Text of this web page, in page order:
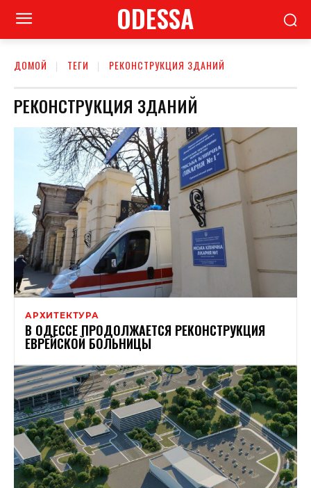
ODESSA
ДОМОЙ ТЕГИ РЕКОНСТРУКЦИЯ ЗДАНИЙ
РЕКОНСТРУКЦИЯ ЗДАНИЙ
АРХИТЕКТУРА
В ОДЕССЕ ПРОДОЛЖАЕТСЯ РЕКОНСТРУКЦИЯ
ЕВРЕЙСКОЙ БОЛЬНИЦЫ